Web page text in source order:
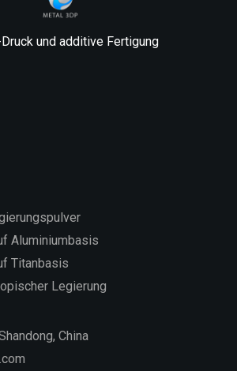
und additive Fertigung
Aluminiumbasis
Titanbasis
Legierung
China